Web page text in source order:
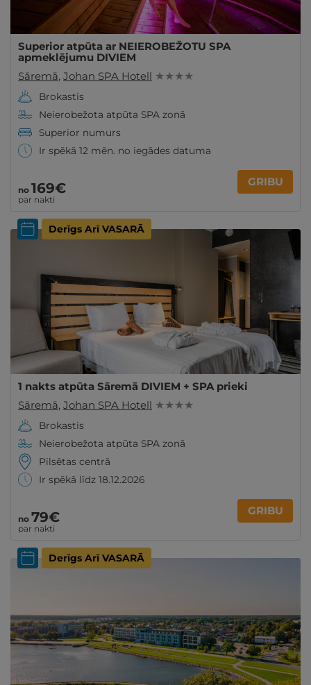
Superior atpūta ar NEIEROBEŽOTU SPA
apmeklējumu DIVIEM
Sāremā, Johan SPA Hotell ★ ★ ★ ★
Brokastis
Neierobežota atpūta SPA zonā
Superior numurs
Ir spēkā 12 mēn. no iegādes datuma
no 169€
par nakti
GRIBU
Derīgs Arī VASARĀ
1 nakts atpūta Sāremā DIVIEM + SPA prieki
Sāremā, Johan SPA Hotell ★ ★ ★ ★
Brokastis
Neierobežota atpūta SPA zonā
Pilsētas centrā
Ir spēkā līdz 18.12.2026
no 79€
par nakti
GRIBU
Derīgs Arī VASARĀ